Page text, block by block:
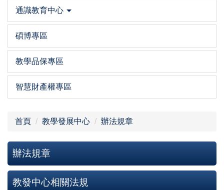
通識教育中心
碩博專區
教學品保專區
智慧財產權專區
首頁 教學發展中心 辦法規章
辦法規章
教發中心相關法規